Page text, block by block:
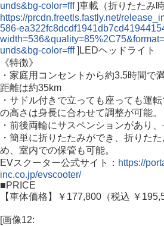
unds&bg-color=fff]車載（折りたたみ
https://prcdn.freetls.fastly.net/
586-
unds&bg-color=fff]LEDヘッドライト
《特徴》
・家庭用コンセントから約3.5時間で
距離は約35km
・サドル付きで立っても座っても運
の高さは身長に合わせて調整が可能。
・前後両輪にサスペンションがあり
・簡単に折りたたみができ、折りた
め、室内での保管も可能。
EVスクーター公式サイト： https://
inc.co.jp/evscooter/
■PRICE
【車体価格】￥177,800（税込 ￥
[画像12: